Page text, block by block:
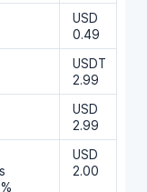
USD
0.49
USDT
2.99
USD
2.99
USD
2.00